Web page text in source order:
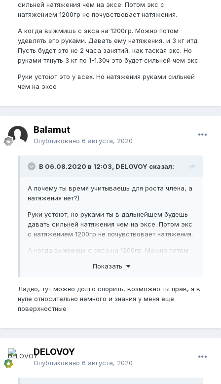
сильней натяжения чем на эксе. Потом экс с
натяжением 1200гр не почувствовает натяжения.
А когда выжмишь с экса на 1200гр. Можно потом
удевлять его руками. Давать ему натяжения, и 3 кг итд.
Пусть будет это не 2 часа занятий, как таская экс. Но
руками тянуть 3 кг по 1-1.30ч это будет сильней чем экс.
Руки устоют это у всех. Но натяжения руками сильней
чем на эксе
Balamut
Опубликовано 6 августа, 2020
В 06.08.2020 в 12:03, DELOVOY сказал:
А почему ты время учитываешь для роста члена, а
натяжения нет?)
Руки устоют, но руками ты в дальнейшем будешь
давать сильней натяжения чем на эксе. Потом экс
с натяжением 1200гр не почувствовает натяжения.
А когда выжмишь с экса на 1200гр. Можно потом
итд. Пусть будет это не 2 часа занятий, как таская
сильней чем экс.
Руки устоют это у всех. Но натяжения руками
Показать
Ладно, тут можно долго спорить, возможно ты прав, я в
нупе относительно немного и знания у меня еще
поверхностные
DELOVOY
Опубликовано 6 августа, 2020